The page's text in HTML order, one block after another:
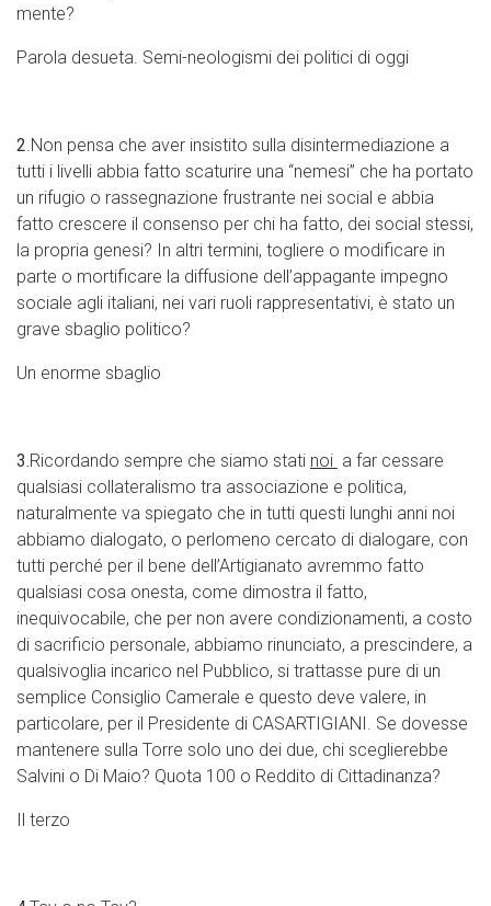
mente?
Parola desueta. Semi-neologismi dei politici di oggi
2.Non pensa che aver insistito sulla disintermediazione a
tutti i livelli abbia fatto scaturire una “nemesi” che ha portato
un rifugio o rassegnazione frustrante nei social e abbia
fatto crescere il consenso per chi ha fatto, dei social stessi,
la propria genesi? In altri termini, togliere o modificare in
parte o mortificare la diffusione dell’appagante impegno
sociale agli italiani, nei vari ruoli rappresentativi, è stato un
grave sbaglio politico?
Un enorme sbaglio
3.Ricordando sempre che siamo stati noi a far cessare
qualsiasi collateralismo tra associazione e politica,
naturalmente va spiegato che in tutti questi lunghi anni noi
abbiamo dialogato, o perlomeno cercato di dialogare, con
tutti perché per il bene dell’Artigianato avremmo fatto
qualsiasi cosa onesta, come dimostra il fatto,
inequivocabile, che per non avere condizionamenti, a costo
di sacrificio personale, abbiamo rinunciato, a prescindere, a
qualsivoglia incarico nel Pubblico, si trattasse pure di un
semplice Consiglio Camerale e questo deve valere, in
particolare, per il Presidente di CASARTIGIANI. Se dovesse
mantenere sulla Torre solo uno dei due, chi sceglierebbe
Salvini o Di Maio? Quota 100 o Reddito di Cittadinanza?
Il terzo